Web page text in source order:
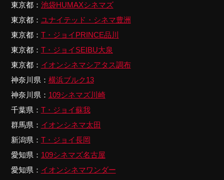
東京都： 池袋HUMAXシネマズ
東京都： ユナイテッド・シネマ豊洲
東京都： T・ジョイPRINCE品川
東京都： T・ジョイSEIBU大泉
東京都： イオンシネマシアタス調布
神奈川県： 横浜ブルク13
神奈川県： 109シネマズ川崎
千葉県： T・ジョイ蘇我
群馬県： イオンシネマ太田
新潟県： T・ジョイ長岡
愛知県： 109シネマズ名古屋
愛知県： イオンシネマワンダー